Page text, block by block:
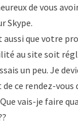
de vous
Skype.
que votre
au site soit
un peu. Je
ce rendez-vous
vais-je faire